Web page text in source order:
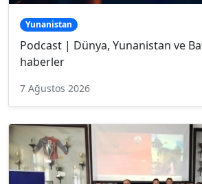
Yunanistan
Podcast | Dünya, Yunanistan ve
haberler
7 Ağustos 2026